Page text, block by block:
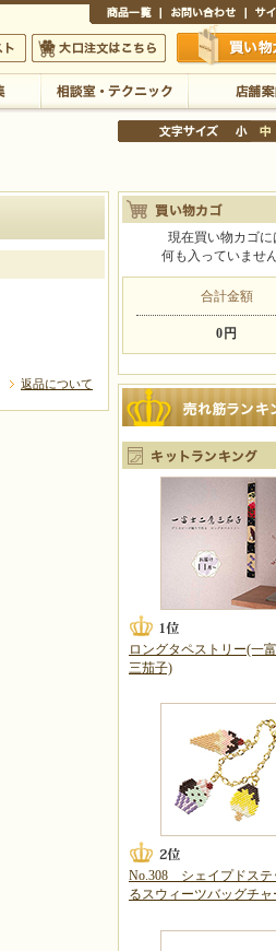
ます
大口注文はこちら 買い物かご
店舗案内
返品について
現在買い物カゴに
何も入っていません
合計金額
0円
ロングタペストリー(一
三茄子)
No.308 シェイプドステ
るスウィーツバッグチャ